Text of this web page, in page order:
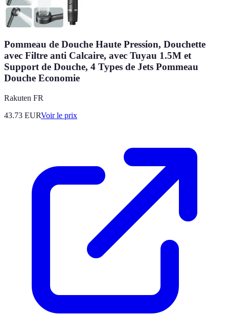
Pommeau de Douche Haute Pression, Douchette
avec Filtre anti Calcaire, avec Tuyau 1.5M et
Support de Douche, 4 Types de Jets Pommeau
Douche Economie
Rakuten FR
43.73 EURVoir le prix